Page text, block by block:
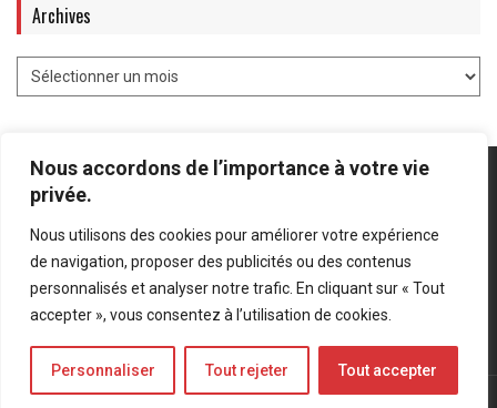
Nous accordons de l’importance à votre vie
privée.
Nous utilisons des cookies pour améliorer votre expérience
de navigation, proposer des publicités ou des contenus
personnalisés et analyser notre trafic. En cliquant sur « Tout
accepter », vous consentez à l’utilisation de cookies.
Personnaliser Tout rejeter Tout accepter
Archives
Mentions légales Politique de confidentialité
Bluesky
LinkedIn
Twitter
© Forces Operations Blog - 2022